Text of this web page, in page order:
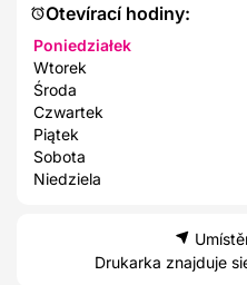
Otevírací hodiny:
Poniedziałek
Wtorek
Środa
Czwartek
Piątek
Sobota
Niedziela
Drukarka znajduje